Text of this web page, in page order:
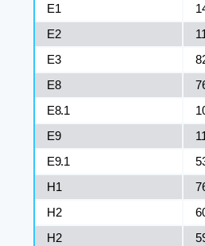
E1
E2
E3
E8
E8.1
E9
E9.1
H1
H2
H2